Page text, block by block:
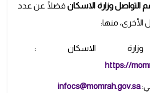
التواصل وزارة الاسكانفضلًا عن عدد
الأخرى، منها:
الاسكان :
https://
infocs@momrah.gov.sa